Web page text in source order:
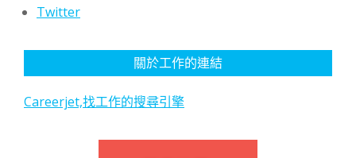
Twitter
關於工作的連結
Careerjet,找工作的搜尋引擎